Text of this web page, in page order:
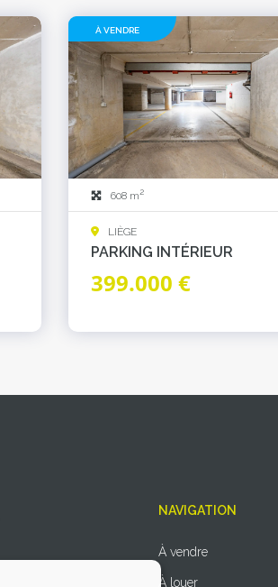
À VENDRE
608 m2
LIÈGE
PARKING INTÉRIEUR
399.000 €
NAVIGATION
À vendre
À louer